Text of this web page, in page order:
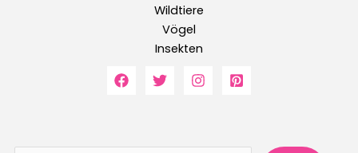
Wildtiere
Vögel
Insekten